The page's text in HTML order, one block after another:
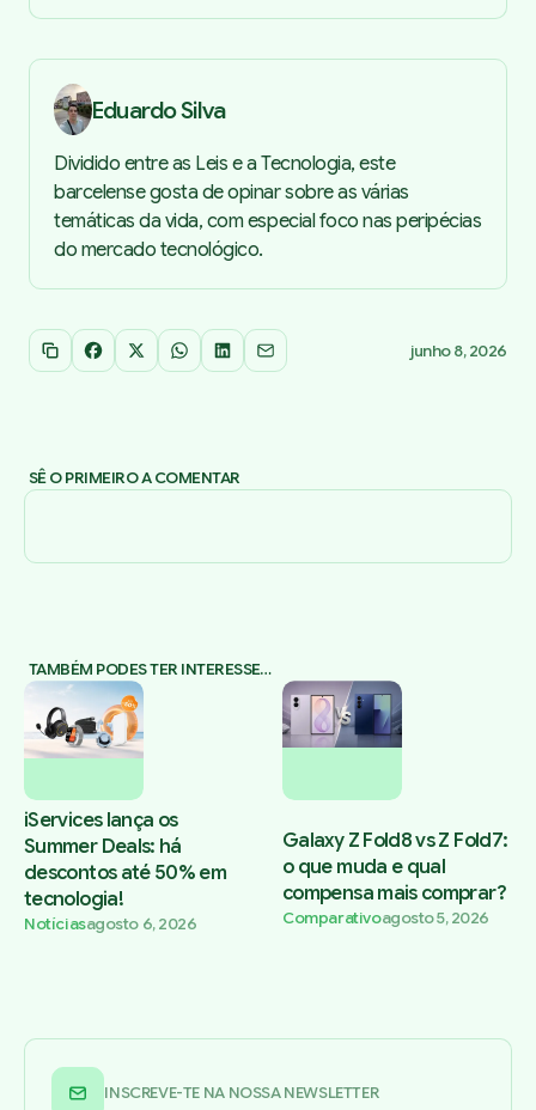
Eduardo Silva
Dividido entre as Leis e a Tecnologia, este
barcelense gosta de opinar sobre as várias
temáticas da vida, com especial foco nas peripécias
do mercado tecnológico.
Copiar link
Facebook
X WhatsApp
LinkedInEmail junho 8, 2026
SÊ O PRIMEIRO A COMENTAR
TAMBÉM PODES TER INTERESSE…
iServices lança os
Summer Deals: há
descontos até 50% em
tecnologia!
Notíciasagosto 6, 2026
Galaxy Z Fold8 vs Z Fold7:
o que muda e qual
compensa mais comprar?
Comparativoagosto 5, 2026
INSCREVE-TE NA NOSSA NEWSLETTER